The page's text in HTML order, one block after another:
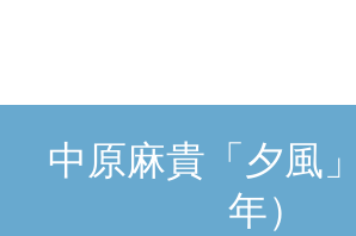
中原麻貴「夕風
年）